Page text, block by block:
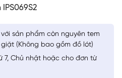
sản phẩm còn nguyên tem
(Không bao gồm đồ lót)
7, Chủ nhật hoặc cho đơn từ